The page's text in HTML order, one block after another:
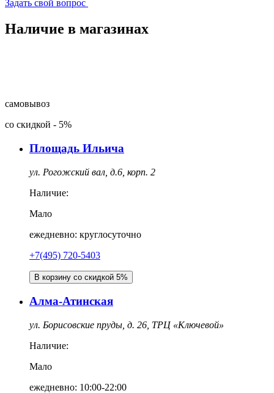
Задать свой вопрос
Наличие в магазинах
самовывоз
со скидкой - 5%
Площадь Ильича
ул. Рогожский вал, д.6, корп. 2
Наличие:
Мало
ежедневно: круглосуточно
+7(495) 720-5403
В корзину со скидкой 5%
Алма-Атинская
ул. Борисовские пруды, д. 26, ТРЦ «Ключевой»
Наличие:
Мало
ежедневно: 10:00-22:00